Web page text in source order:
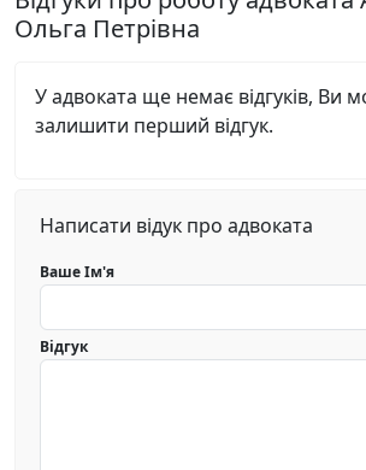
Ольга Петрівна
У адвоката ще немає відгуків, Ви
залишити перший відгук.
Написати відук про адвоката
Ваше Ім'я
Відгук